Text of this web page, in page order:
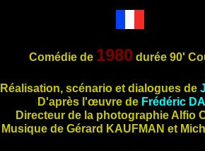
Comédie de 1980 durée 90'
Réalisation, scénario et dialogues de
D'après l'œuvre de Frédéric
Directeur de la photographie Alfio
Musique de Gérard KAUFMAN et